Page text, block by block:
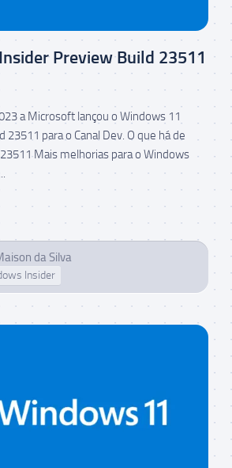
Preview Build 23511
a Microsoft lançou o Windows 11
23511 para o Canal Dev. O que há de
Mais melhorias para o Windows
da Silva
Insider